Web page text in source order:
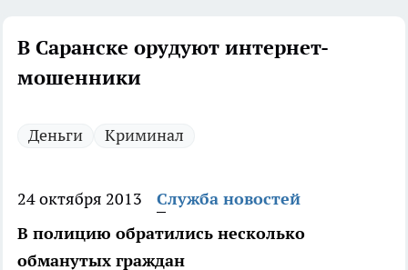
В Саранске орудуют интернет-
мошенники
Деньги Криминал
24 октября 2013
Служба новостей
В полицию обратились несколько
обманутых граждан